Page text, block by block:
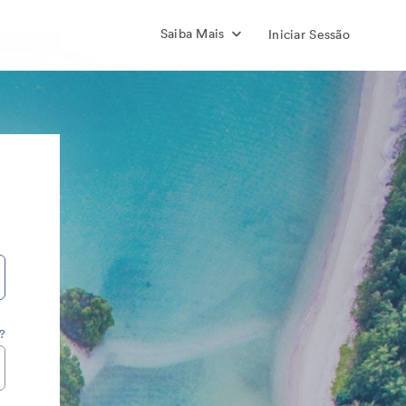
Saiba Mais Iniciar Sessão